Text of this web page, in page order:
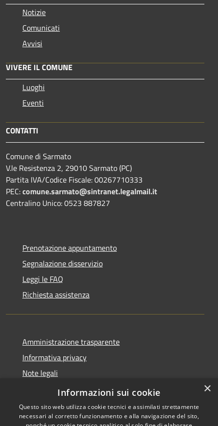
Notizie
Comunicati
Avvisi
VIVERE IL COMUNE
Luoghi
Eventi
CONTATTI
Comune di Sarmato
V.le Resistenza 2, 29010 Sarmato (PC)
Partita IVA/Codice Fiscale: 00267710333
PEC:comune.sarmato@sintranet.legalmail.it
Centralino Unico: 0523 887827
Prenotazione appuntamento
Segnalazione disservizio
Leggi le FAQ
Richiesta assistenza
Amministrazione trasparente
Informativa privacy
Note legali
Dichiarazione di accessibilità
×
Informazioni sui cookie
Questo sito web utilizza cookie tecnici e assimilati strettamente
necessari al corretto funzionamento e alla navigazione del sito,